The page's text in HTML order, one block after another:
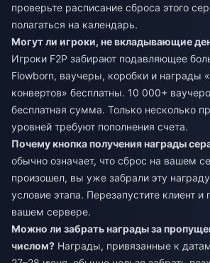
проверьте расписание сброса этого
полагаться на календарь.
Могут ли игроки, не вкладывающие
Игроки F2P забирают подавляющее
Flowborn, ваучеры, коробки и награды
конвертов» бесплатны. 10 000+
бесплатная сумма. Только несколько
уровней требуют пополнения счета.
Почему кнопка получения награды
обычно означает, что сброс на вашем
произошел, вы уже забрали эту
условие этапа. Перезапустите клиент и
вашем сервере.
Можно ли забрать награды за
числом? Награды, привязанные к